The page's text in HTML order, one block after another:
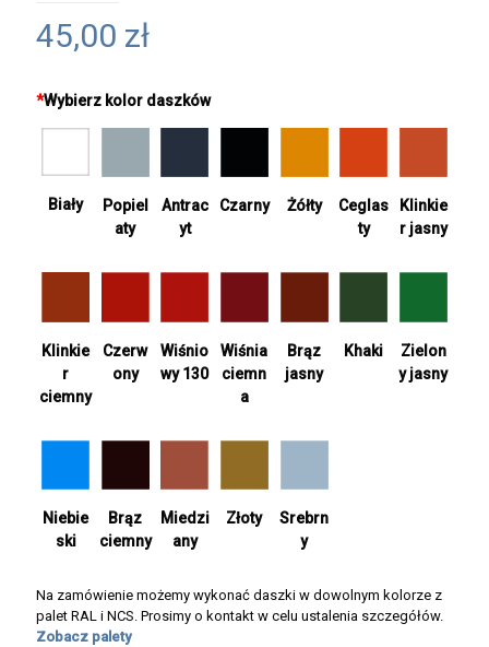
45,00 zł
*Wybierz kolor daszków
Biały
Popiel
aty
Antrac
yt
Czarny Żółty
Ceglas
ty
Klinkie
r jasny
Klinkie
r
ciemny
Czerw
ony
Wiśnio
wy 130
Wiśnia
ciemn
a
Brąz
jasny
Khaki
Zielon
y jasny
Niebie
ski
Brąz
ciemny
Miedzi
any
Złoty
Srebrn
y
Na zamówienie możemy wykonać daszki w dowolnym kolorze z
palet RAL i NCS. Prosimy o kontakt w celu ustalenia szczegółów.
Zobacz palety